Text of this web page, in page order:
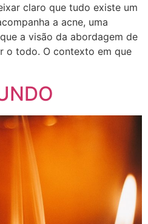
claro que tudo existe um
a acne, uma
a visão da abordagem de
o todo. O contexto em que